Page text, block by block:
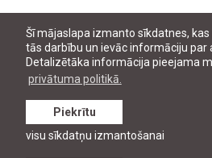
Šī mājaslapa izmanto sīkdatnes,
tās darbību un ievāc informāciju par
Detalizētāka informācija pieejama
privātuma politikā.
Piekrītu
visu sīkdatņu izmantošanai
Ziņas
Profesore dr. Ineta